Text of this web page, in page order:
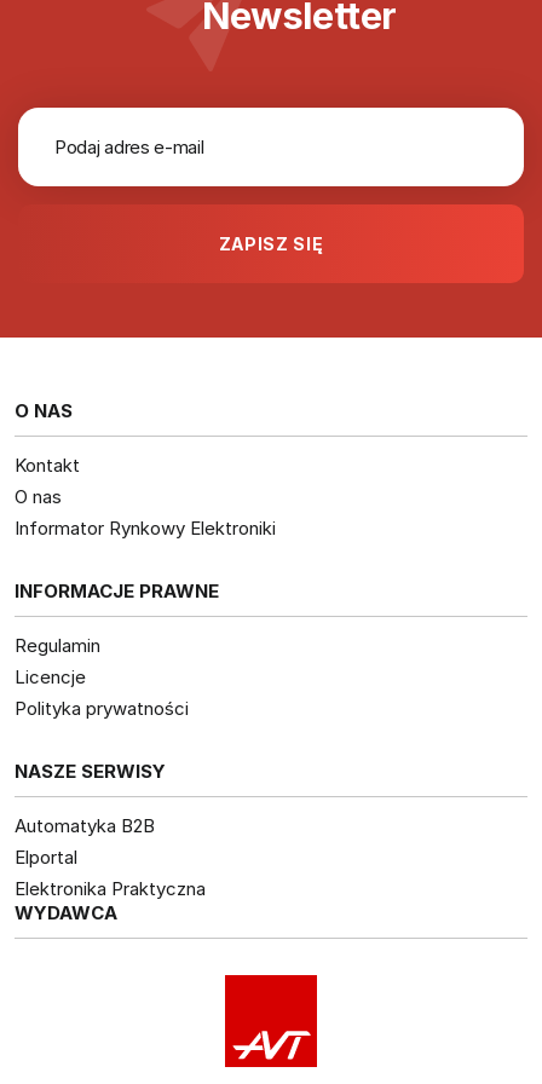
Newsletter
O NAS
Kontakt
O nas
Informator Rynkowy Elektroniki
INFORMACJE PRAWNE
Regulamin
Licencje
Polityka prywatności
NASZE SERWISY
Automatyka B2B
Elportal
Elektronika Praktyczna
WYDAWCA